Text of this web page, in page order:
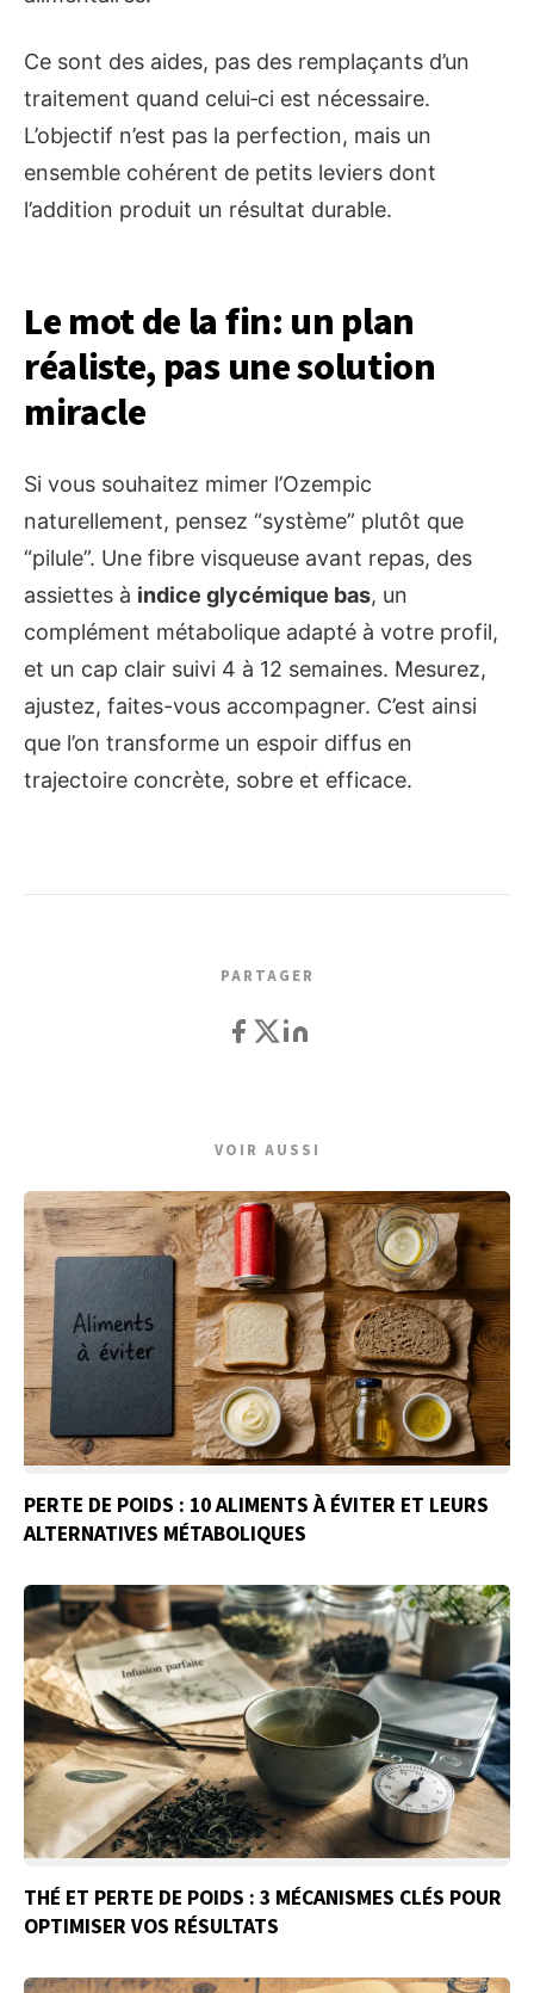
Ce sont des aides, pas des remplaçants d’un
traitement quand celui‑ci est nécessaire.
L’objectif n’est pas la perfection, mais un
ensemble cohérent de petits leviers dont
l’addition produit un résultat durable.
Le mot de la fin: un plan
réaliste, pas une solution
miracle
Si vous souhaitez mimer l’Ozempic
naturellement, pensez “système” plutôt que
“pilule”. Une fibre visqueuse avant repas, des
assiettes à indice glycémique bas, un
complément métabolique adapté à votre profil,
et un cap clair suivi 4 à 12 semaines. Mesurez,
ajustez, faites-vous accompagner. C’est ainsi
que l’on transforme un espoir diffus en
trajectoire concrète, sobre et efficace.
PARTAGER
VOIR AUSSI
PERTE DE POIDS : 10 ALIMENTS À ÉVITER ET LEURS
ALTERNATIVES MÉTABOLIQUES
THÉ ET PERTE DE POIDS : 3 MÉCANISMES CLÉS POUR
OPTIMISER VOS RÉSULTATS